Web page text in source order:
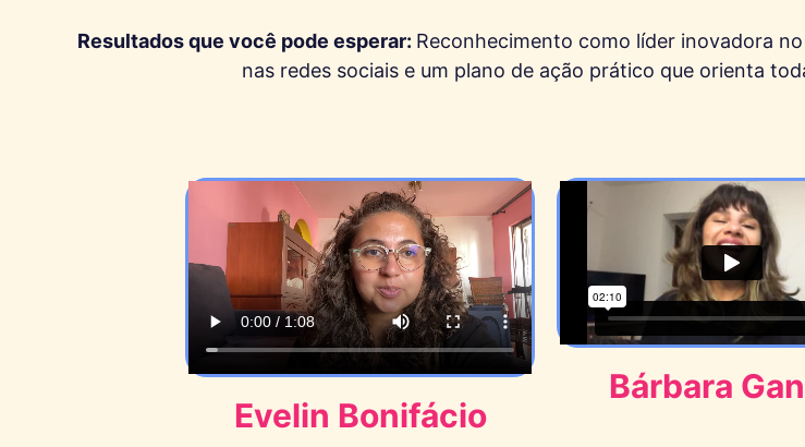
Resultados que você pode esperar: Reconhecimento como líder inovadora
nas redes sociais e um plano de ação prático que orienta
Evelin Bonifácio
Bárbara